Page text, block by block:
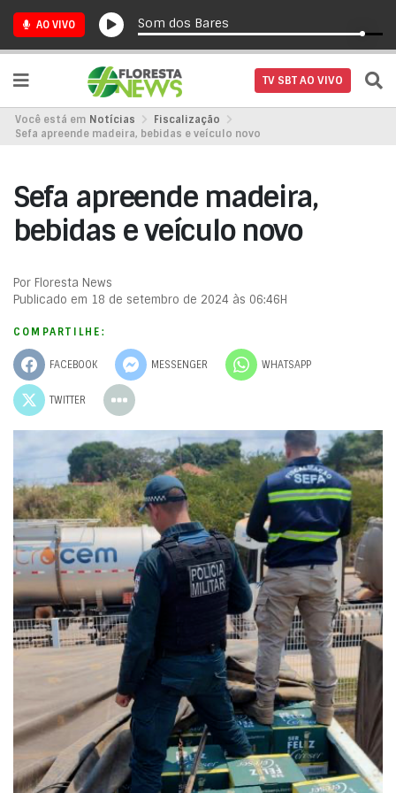
AO VIVO Som dos Bares
TV SBT AO VIVO
Você está em Notícias
Fiscalização
Sefa apreende madeira, bebidas e veículo novo
Sefa apreende madeira,
bebidas e veículo novo
Por Floresta News
Publicado em 18 de setembro de 2024 às 06:46H
COMPARTILHE:
FACEBOOK MESSENGER WHATSAPP
TWITTER